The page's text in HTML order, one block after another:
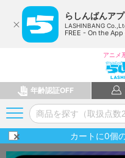
らしんばんアプ
LASHINBANG
FREE - On the
アニメ
年齢認証OFF
カートに0個